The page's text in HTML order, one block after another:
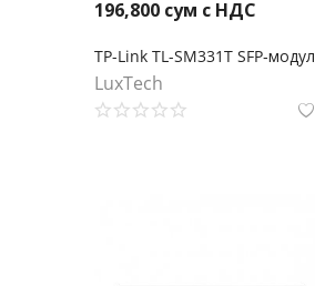
196,800 сум с НДС
LuxTech